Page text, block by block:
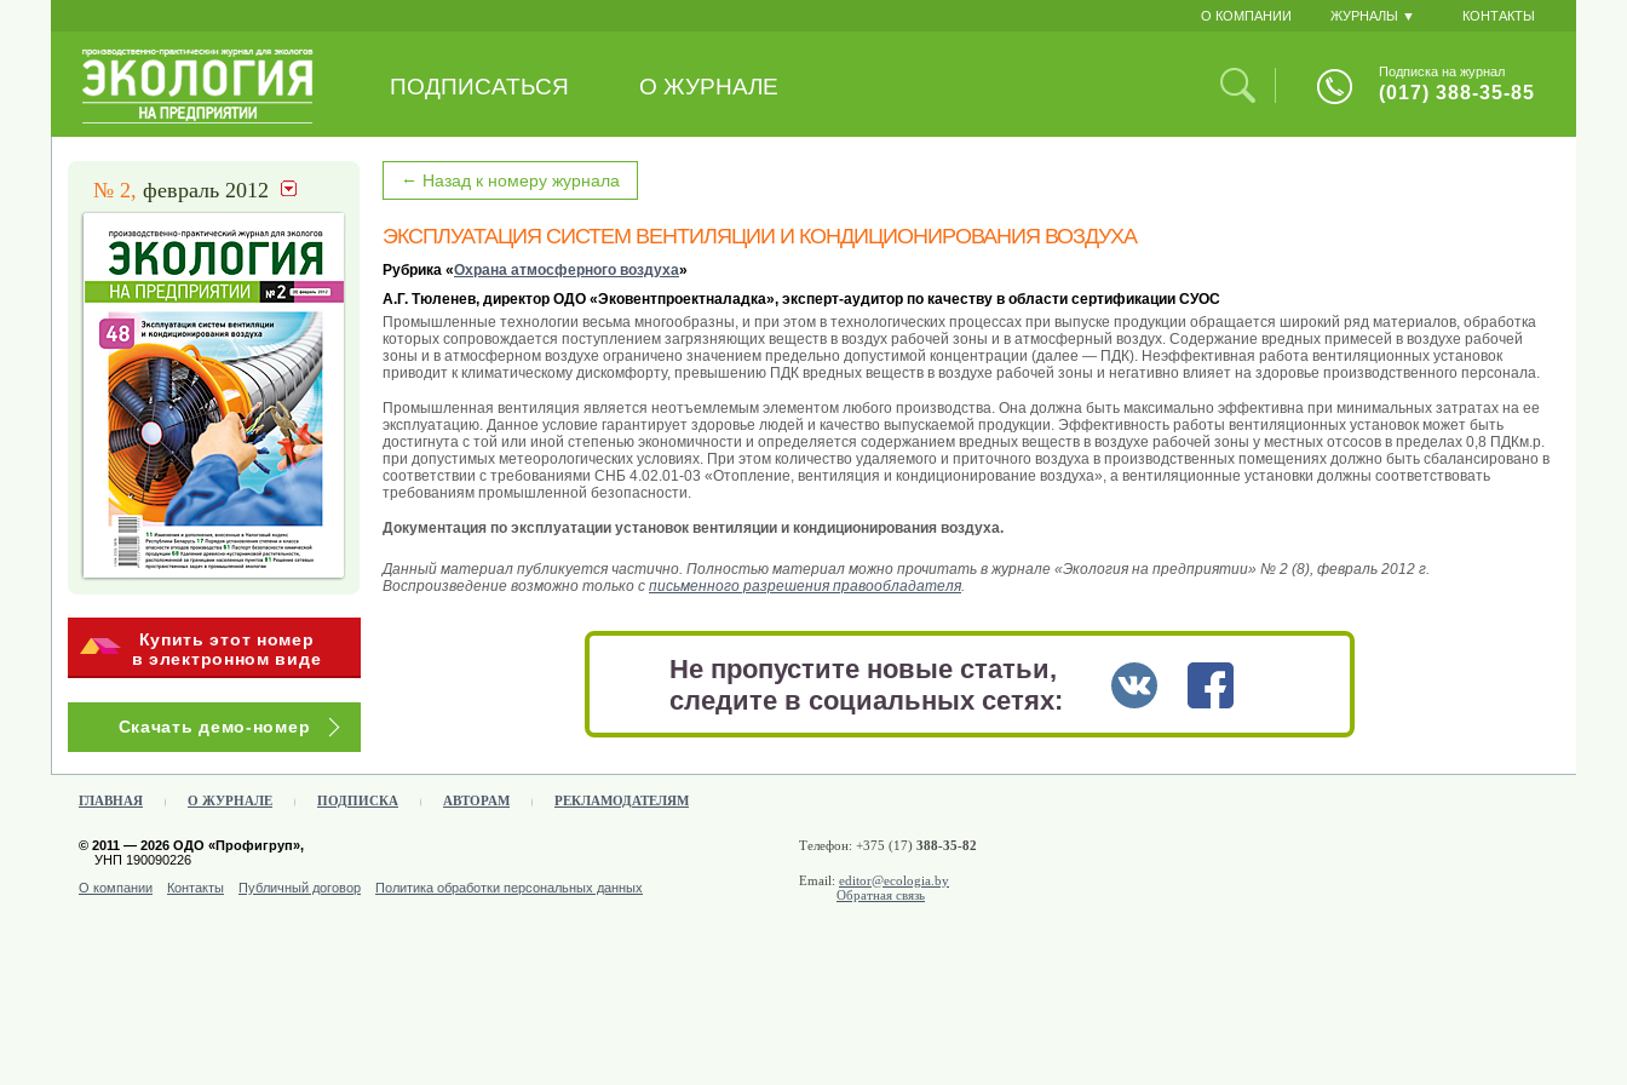
О КОМПАНИИ ЖУРНАЛЫ ▼ КОНТАКТЫ
ПОДПИСАТЬСЯ О ЖУРНАЛЕ
Подписка на журнал
(017) 388-35-85
№ 2, февраль 2012
Купить этот номер
в электронном виде
Скачать демо-номер
← Назад к номеру журнала
ЭКСПЛУАТАЦИЯ СИСТЕМ ВЕНТИЛЯЦИИ И КОНДИЦИОНИРОВАНИЯ ВОЗДУХА
Рубрика «Охрана атмосферного воздуха»
А.Г. Тюленев, директор ОДО «Эковентпроектналадка», эксперт-аудитор по качеству в области сертификации СУОС
Промышленные технологии весьма многообразны, и при этом в технологических процессах при выпуске продукции обращается широкий ряд материалов, обработка
которых сопровождается поступлением загрязняющих веществ в воздух рабочей зоны и в атмосферный воздух. Содержание вредных примесей в воздухе рабочей
зоны и в атмосферном воздухе ограничено значением предельно допустимой концентрации (далее — ПДК). Неэффективная работа вентиляционных установок
приводит к климатическому дискомфорту, превышению ПДК вредных веществ в воздухе рабочей зоны и негативно влияет на здоровье производственного персонала.
Промышленная вентиляция является неотъемлемым элементом любого производства. Она должна быть максимально эффективна при минимальных затратах на ее
эксплуатацию. Данное условие гарантирует здоровье людей и качество выпускаемой продукции. Эффективность работы вентиляционных установок может быть
достигнута с той или иной степенью экономичности и определяется содержанием вредных веществ в воздухе рабочей зоны у местных отсосов в пределах 0,8 ПДКм.р.
при допустимых метеорологических условиях. При этом количество удаляемого и приточного воздуха в производственных помещениях должно быть сбалансировано в
соответствии с требованиями СНБ 4.02.01-03 «Отопление, вентиляция и кондиционирование воздуха», а вентиляционные установки должны соответствовать
требованиям промышленной безопасности.
Документация по эксплуатации установок вентиляции и кондиционирования воздуха.
Данный материал публикуется частично. Полностью материал можно прочитать в журнале «Экология на предприятии» № 2 (8), февраль 2012 г.
Воспроизведение возможно только с письменного разрешения правообладателя.
Не пропустите новые статьи,
следите в социальных сетях:
ГЛАВНАЯ О ЖУРНАЛЕ ПОДПИСКА АВТОРАМ РЕКЛАМОДАТЕЛЯМ
© 2011 — 2026 ОДО «Профигруп»,
УНП 190090226
О компании
Контакты Публичный договор Политика обработки персональных данных
Телефон: +375 (17) 388-35-82
Email: editor@ecologia.by
Обратная связь